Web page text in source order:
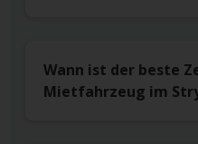
Wann ist der beste
Mietfahrzeug im